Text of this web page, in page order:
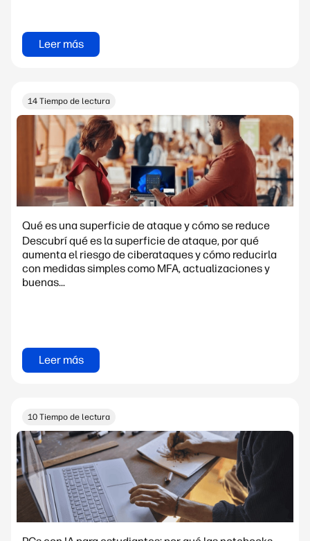
Leer más
14 Tiempo de lectura
Qué es una superficie de ataque y cómo se reduce
Descubrí qué es la superficie de ataque, por qué
aumenta el riesgo de ciberataques y cómo reducirla
con medidas simples como MFA, actualizaciones y
buenas...
Leer más
10 Tiempo de lectura